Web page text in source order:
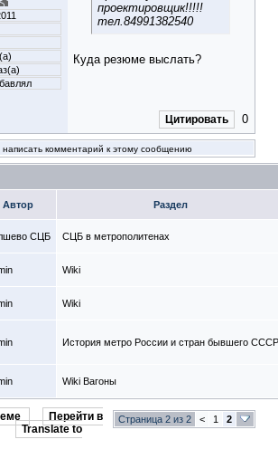
проектировщик!!!!!
тел.84991382540
Куда резюме выслать?
Цитировать 0
комментарий к этому сообщению
Автор Раздел
СЦБ СЦБ в метрополитенах
Wiki
Wiki
История метро России и стран бывшего СССР
Wiki Вагоны
Перейти в
Translate to
Страница 2 из 2 < 1 2